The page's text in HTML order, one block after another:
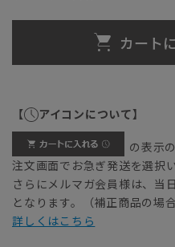
カート
【 アイコンについて】
の表示
注文画面でお急ぎ発送を選択
さらにメルマガ会員様は、当
となります。（補正商品の場
詳しくはこちら